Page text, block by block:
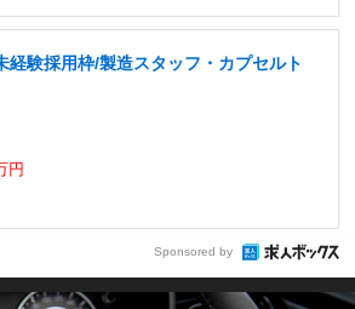
経験採用枠/製造スタッフ・カプセルト
円
Sponsored by